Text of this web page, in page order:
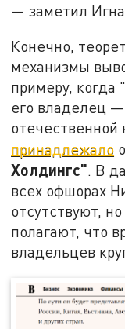
— заметил
Конечно,
механизмы
примеру, когда
его владелец
отечественной
принадлежало
Холдингс". В
всех офшорах
отсутствуют,
полагают, что
владельцев